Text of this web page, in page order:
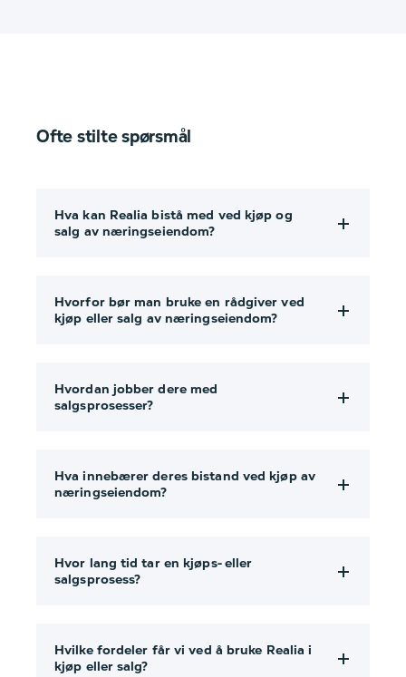
Ofte stilte spørsmål
Hva kan Realia bistå med ved kjøp og
salg av næringseiendom?
Hvorfor bør man bruke en rådgiver ved
kjøp eller salg av næringseiendom?
Hvordan jobber dere med
salgsprosesser?
Hva innebærer deres bistand ved kjøp av
næringseiendom?
Hvor lang tid tar en kjøps- eller
salgsprosess?
Hvilke fordeler får vi ved å bruke Realia i
kjøp eller salg?